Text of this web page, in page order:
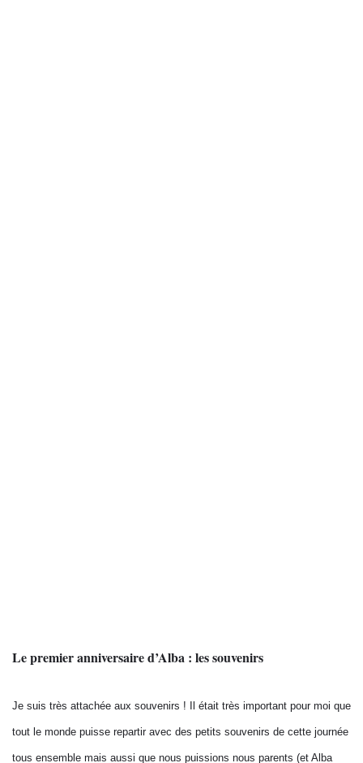
Le premier anniversaire d’Alba : les souvenirs
Je suis très attachée aux souvenirs ! Il était très important pour moi que
tout le monde puisse repartir avec des petits souvenirs de cette journée
tous ensemble mais aussi que nous puissions nous parents (et Alba